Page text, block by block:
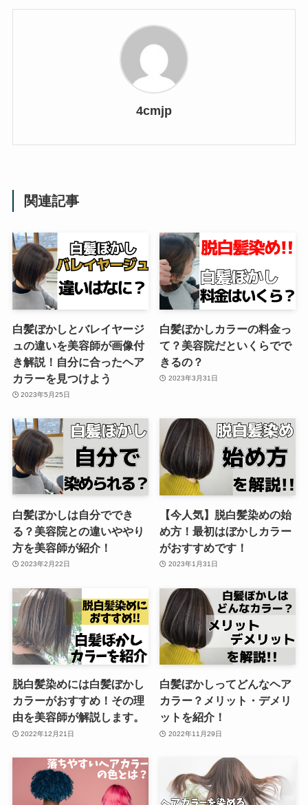
4cmjp
関連記事
白髪ぼかしとバレイヤージ
ュの違いを美容師が画像付
き解説！自分に合ったヘア
カラーを見つけよう
2023年5月25日
白髪ぼかしカラーの料金っ
て？美容院だといくらでで
きるの？
2023年3月31日
白髪ぼかしは自分ででき
る？美容院との違いややり
方を美容師が紹介！
2023年2月22日
【今人気】脱白髪染めの始
め方！最初はぼかしカラー
がおすすめです！
2023年1月31日
脱白髪染めには白髪ぼかし
カラーがおすすめ！その理
由を美容師が解説します。
2022年12月21日
白髪ぼかしってどんなヘア
カラー？メリット・デメリ
ットを紹介！
2022年11月29日